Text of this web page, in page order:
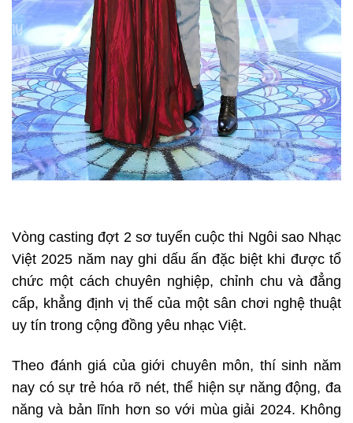
Vòng casting đợt 2 sơ tuyển cuộc thi Ngôi sao Nhạc
Việt 2025 năm nay ghi dấu ấn đặc biệt khi được tổ
chức một cách chuyên nghiệp, chỉnh chu và đẳng
cấp, khẳng định vị thế của một sân chơi nghệ thuật
uy tín trong cộng đồng yêu nhạc Việt.
Theo đánh giá của giới chuyên môn, thí sinh năm
nay có sự trẻ hóa rõ nét, thể hiện sự năng động, đa
năng và bản lĩnh hơn so với mùa giải 2024. Không